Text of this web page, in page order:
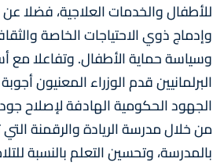
للأطفال والخدمات العلاجية، فضلا
وإدماج ذوي الاحتياجات الخاصة
وسياسة حماية الأطفال. وتفاعلا مع
البرلمانيين قدم الوزراء المعنيون
الجهود الحكومية الهادفة لإصلاح
من خلال مدرسة الريادة والرقمنة
بالمدرسة، وتحسين التعلم بالنسبة